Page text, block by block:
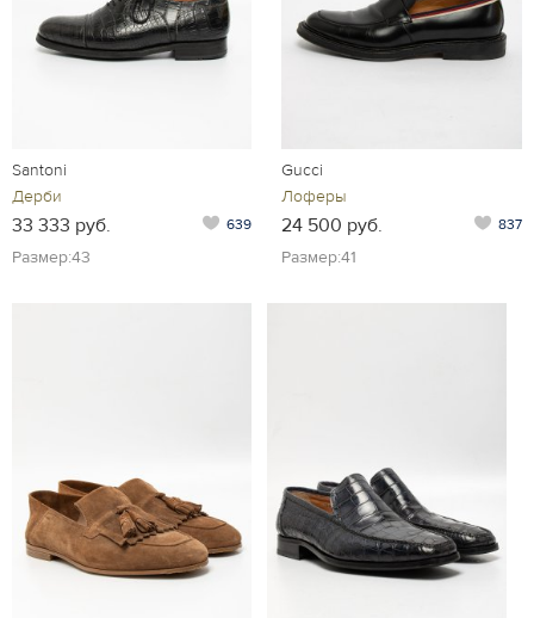
Santoni
Дерби
33 333 руб. 639
Размер:43
Gucci
Лоферы
24 500 руб. 837
Размер:41